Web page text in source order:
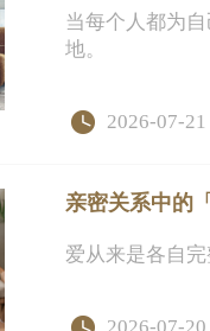
当每个人都为
地。
2026-07-
亲密关系中的
爱从来是各自完